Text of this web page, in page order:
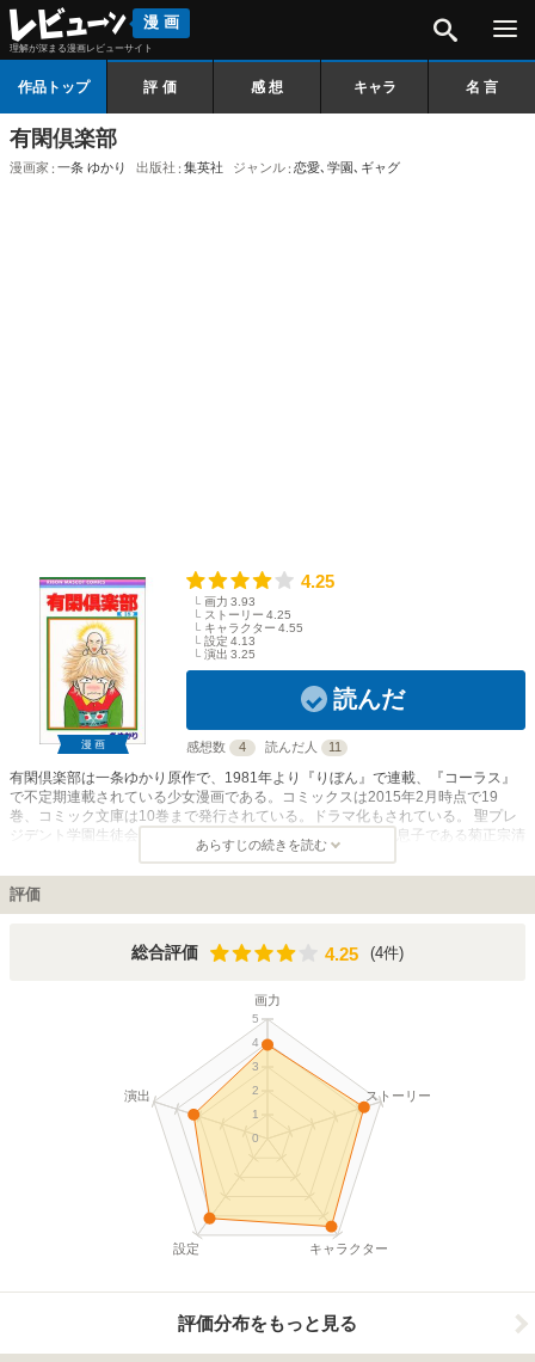
漫画
理解が深まる漫画レビューサイト
作品トップ 評価 感想 キャラ 名言
有閑倶楽部
漫画家 一条 ゆかり 出版社 集英社 ジャンル 恋愛､ 学園､ ギャグ
漫画
4.25
画力 3.93
ストーリー 4.25
キャラクター 4.55
設定 4.13
演出 3.25
読んだ
感想数 4 読んだ人 11
有閑倶楽部は一条ゆかり原作で、1981年より『りぼん』で連載、『コーラス』
で不定期連載されている少女漫画である。コミックスは2015年2月時点で19
巻、コミック文庫は10巻まで発行されている。ドラマ化もされている。 聖プレ
ジデント学園生徒会メンバー、財閥の娘の剣菱悠理、医者の息子である菊正宗清
四郎、茶道家元を母に持ち、日本画家を父に持つ白鹿野梨子、宝石商の母を持つ
黄桜可憐、警視総監の息子、松竹梅魅録、そしてスェーデン大使の息子である美
童グラマンニエの6人が主役である。彼らは全員が美男美女で、金持ち、学園の
人気者。6人の中でも役割分担が決まっており、頭脳が清四郎と野梨子、メカは
愛漫画ではないので、女性ばかりではなく、男性ファンも多い作品である。連載
あらすじの続きを読む
評価
総合評価 4.25
4.25 (4件)
画力
ストーリー
キャラクター
設定
演出
0
1
2
3
4
5
評価分布をもっと見る